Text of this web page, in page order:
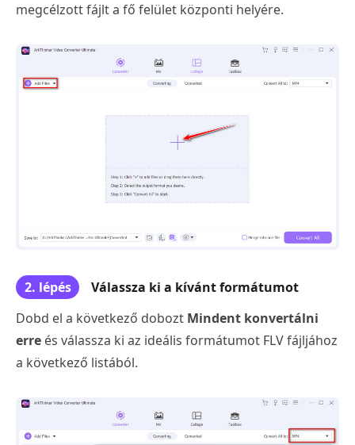
megcélzott fájlt a fő felület központi helyére.
2. lépés
Válassza ki a kívánt formátumot
Dobd el a következő dobozt Mindent konvertálni
erre és válassza ki az ideális formátumot FLV fájljához
a következő listából.